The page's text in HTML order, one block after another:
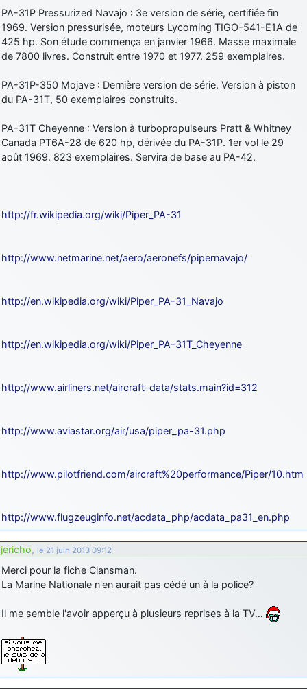
PA-31P Pressurized Navajo : 3e version de série, certifiée fin
1969. Version pressurisée, moteurs Lycoming TIGO-541-E1A de
425 hp. Son étude commença en janvier 1966. Masse maximale
de 7800 livres. Construit entre 1970 et 1977. 259 exemplaires.
PA-31P-350 Mojave : Dernière version de série. Version à piston
du PA-31T, 50 exemplaires construits.
PA-31T Cheyenne : Version à turbopropulseurs Pratt & Whitney
Canada PT6A-28 de 620 hp, dérivée du PA-31P. 1er vol le 29
août 1969. 823 exemplaires. Servira de base au PA-42.
http://fr.wikipedia.org/wiki/Piper_PA-31
http://www.netmarine.net/aero/aeronefs/pipernavajo/
http://en.wikipedia.org/wiki/Piper_PA-31_Navajo
http://en.wikipedia.org/wiki/Piper_PA-31T_Cheyenne
http://www.airliners.net/aircraft-data/stats.main?id=312
http://www.aviastar.org/air/usa/piper_pa-31.php
http://www.pilotfriend.com/aircraft%20performance/Piper/10.htm
http://www.flugzeuginfo.net/acdata_php/acdata_pa31_en.php
jericho, le 21 juin 2013 09:12
Merci pour la fiche Clansman.
La Marine Nationale n'en aurait pas cédé un à la police?
Il me semble l'avoir apperçu à plusieurs reprises à la TV…